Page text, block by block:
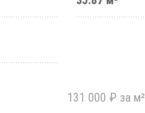
131 000 ₽ за м²